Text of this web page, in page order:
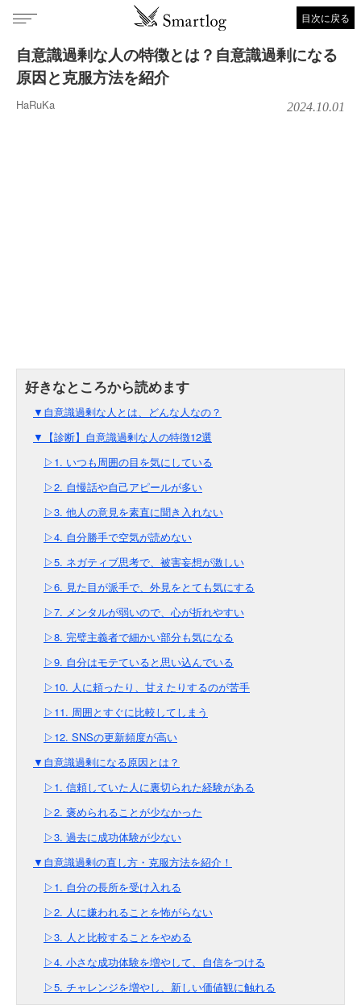
目次に戻る
自意識過剰な人の特徴とは？自意識過剰になる
原因と克服方法を紹介
HaRuKa 2024.10.01
▼自意識過剰な人とは、どんな人なの？
▼【診断】自意識過剰な人の特徴12選
▷1. いつも周囲の目を気にしている
▷2. 自慢話や自己アピールが多い
▷3. 他人の意見を素直に聞き入れない
▷4. 自分勝手で空気が読めない
▷5. ネガティブ思考で、被害妄想が激しい
▷6. 見た目が派手で、外見をとても気にする
▷7. メンタルが弱いので、心が折れやすい
▷8. 完璧主義者で細かい部分も気になる
▷9. 自分はモテていると思い込んでいる
▷10. 人に頼ったり、甘えたりするのが苦手
▷11. 周囲とすぐに比較してしまう
▷12. SNSの更新頻度が高い
▼自意識過剰になる原因とは？
▷1. 信頼していた人に裏切られた経験がある
▷2. 褒められることが少なかった
▷3. 過去に成功体験が少ない
▼自意識過剰の直し方・克服方法を紹介！
▷1. 自分の長所を受け入れる
▷2. 人に嫌われることを怖がらない
▷3. 人と比較することをやめる
▷4. 小さな成功体験を増やして、自信をつける
▷5. チャレンジを増やし、新しい価値観に触れる